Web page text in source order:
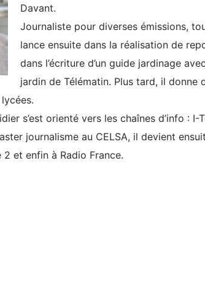
Davant.
Journaliste pour diverses émissions,
lance ensuite dans la réalisation de
dans l’écriture d’un guide jardinage
jardin de Télématin. Plus tard, il donne
s’est orienté vers les chaînes d’info :
journalisme au CELSA, il devient
2 et enfin à Radio France.